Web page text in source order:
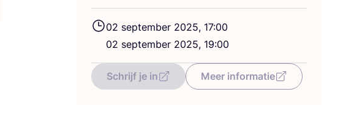
02 sep­tem­ber 2025, 17:00
02 sep­tem­ber 2025, 19:00
Schrijf je in Meer informatie